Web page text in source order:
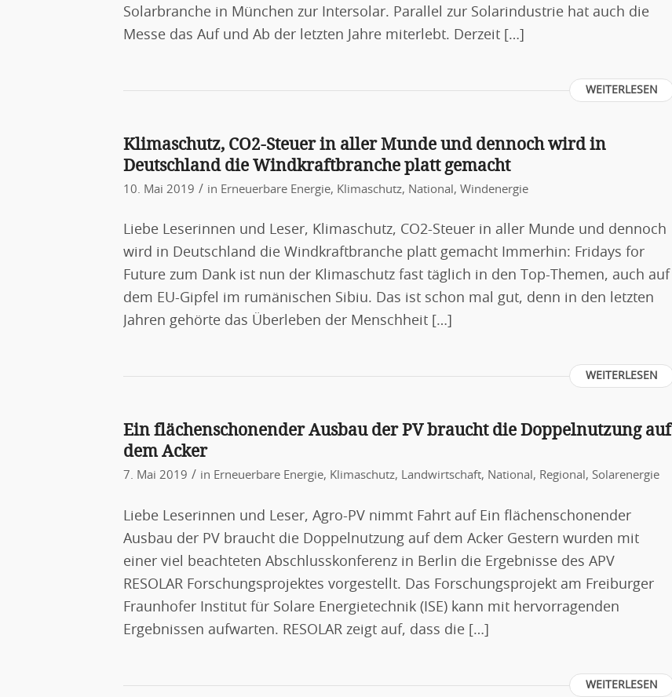
Solarbranche in München zur Intersolar. Parallel zur Solarindustrie hat auch die
Messe das Auf und Ab der letzten Jahre miterlebt. Derzeit […]
WEITERLESEN
Klimaschutz, CO2-Steuer in aller Munde und dennoch wird in
Deutschland die Windkraftbranche platt gemacht
10. Mai 2019 / in Erneuerbare Energie, Klimaschutz, National , Windenergie
Liebe Leserinnen und Leser, Klimaschutz, CO2-Steuer in aller Munde und dennoch
wird in Deutschland die Windkraftbranche platt gemacht Immerhin: Fridays for
Future zum Dank ist nun der Klimaschutz fast täglich in den Top-Themen, auch auf
dem EU-Gipfel im rumänischen Sibiu. Das ist schon mal gut, denn in den letzten
Jahren gehörte das Überleben der Menschheit […]
WEITERLESEN
Ein flächenschonender Ausbau der PV braucht die Doppelnutzung auf
dem Acker
7. Mai 2019 / in Erneuerbare Energie, Klimaschutz, Landwirtschaft, National , Regional , Solarenergie
Liebe Leserinnen und Leser, Agro-PV nimmt Fahrt auf Ein flächenschonender
Ausbau der PV braucht die Doppelnutzung auf dem Acker Gestern wurden mit
einer viel beachteten Abschlusskonferenz in Berlin die Ergebnisse des APV
RESOLAR Forschungsprojektes vorgestellt. Das Forschungsprojekt am Freiburger
Fraunhofer Institut für Solare Energietechnik (ISE) kann mit hervorragenden
Ergebnissen aufwarten. RESOLAR zeigt auf, dass die […]
WEITERLESEN